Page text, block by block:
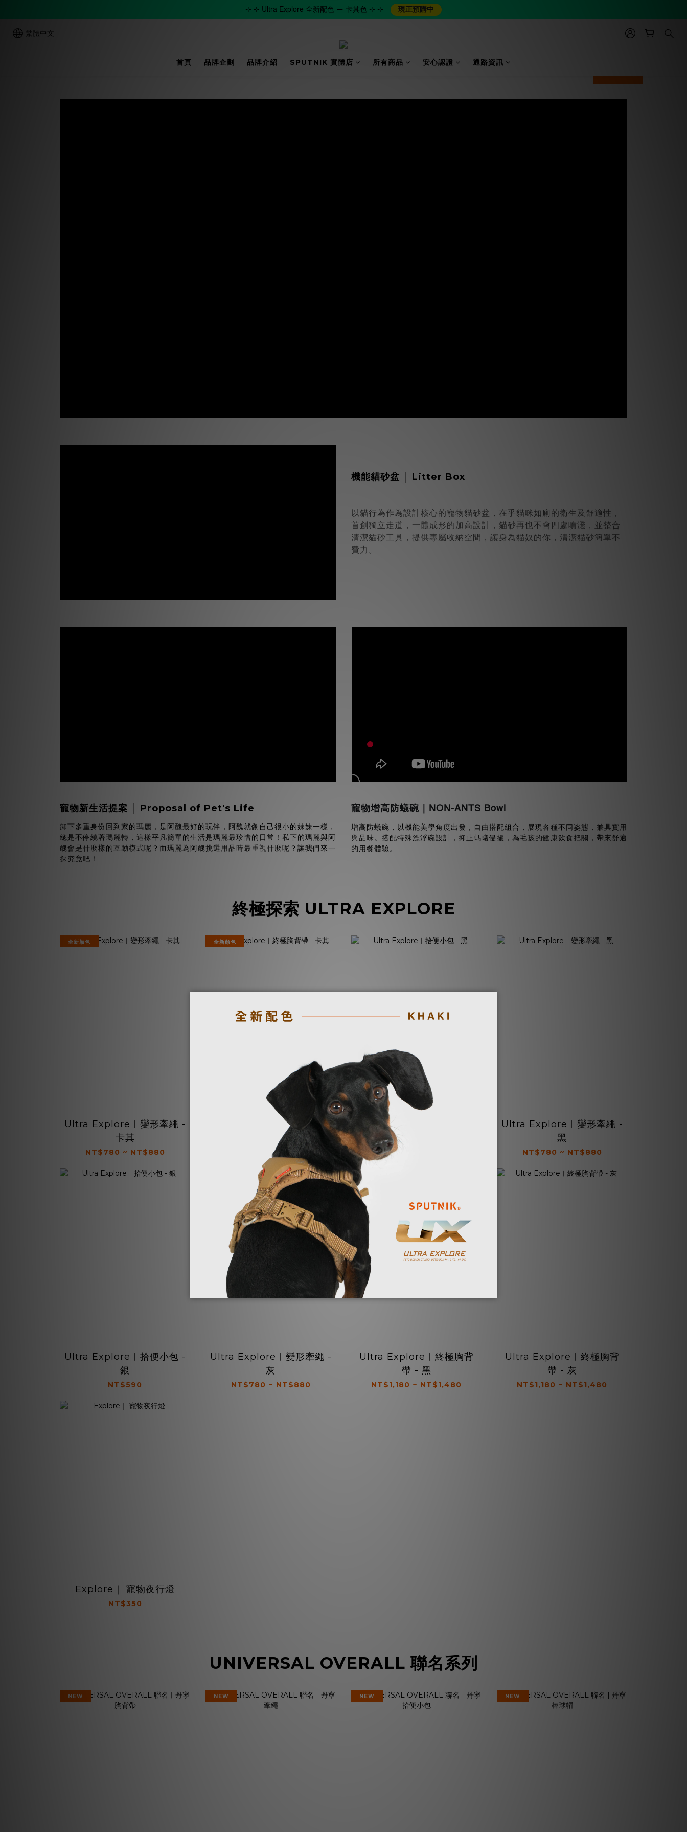
繁體中文
首頁 品牌企劃 品牌介紹 SPUTNIK 實體店 所有商品 安心認證 通路資訊
prev next
機能貓砂盆 │ Litter Box
以貓行為作為設計核心的寵物貓砂盆，在乎貓咪如廁的衛生及舒適性，
首創獨立走道，一體成形的加高設計，貓砂再也不會四處噴濺，並整合
清潔貓砂工具，提供專屬收納空間，讓身為貓奴的你，清潔貓砂簡單不
費力。
寵物新生活提案 │ Proposal of Pet's Life
卸下多重身份回到家的瑪麗，是阿醜最好的玩伴，阿醜就像自己很小的妹妹一樣，
總是不停繞著瑪麗轉，這樣平凡簡單的生活是瑪麗最珍惜的日常！私下的瑪麗與阿
醜會是什麼樣的互動模式呢？而瑪麗為阿醜挑選用品時最重視什麼呢？讓我們來一
探究竟吧！
寵物增高防蟻碗｜NON-ANTS Bowl
增高防蟻碗，以機能美學角度出發，自由搭配組合，展現各種不同姿態，兼具實用
與品味。搭配特殊漂浮碗設計，抑止螞蟻侵擾，為毛孩的健康飲食把關，帶來舒適
的用餐體驗。
終極探索 ULTRA EXPLORE
全新顏色
Ultra Explore︱變形牽繩 -
卡其
NT$780 ~ NT$880
全新顏色
Ultra Explore︱終極胸背
帶 - 卡其
NT$1,180 ~ NT$1,480
Ultra Explore︱拾便小包 -
Ultra Explore︱變形牽繩 -
黑
NT$780 ~ NT$880
Ultra Explore︱拾便小包 -
銀
NT$590
Ultra Explore︱變形牽繩 -
灰
NT$780 ~ NT$880
Ultra Explore︱終極胸背
帶 - 黑
NT$1,180 ~ NT$1,480
Ultra Explore︱終極胸背
帶 - 灰
NT$1,180 ~ NT$1,480
Explore｜ 寵物夜行燈
NT$350
UNIVERSAL OVERALL 聯名系列
NEW NEW NEW NEW
⊹ ⊹ Ultra Explore 全新配色 — 卡其色 ⊹ ⊹ 現正預購中